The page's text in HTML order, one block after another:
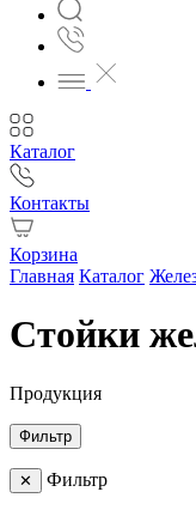
Каталог
Контакты
Корзина
Главная Каталог
Стойки
Продукция
Фильтр
✕ Фильтр